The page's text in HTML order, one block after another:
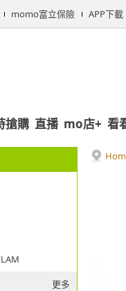
momo富立保險 APP下載
搶購 直播 mo店+ 看
更多